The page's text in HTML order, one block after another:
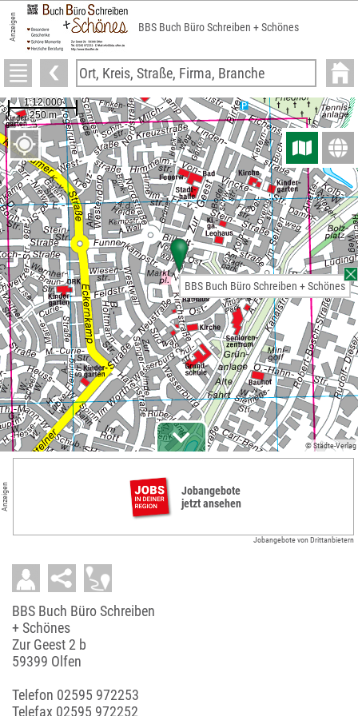
Anzeigen BBS Buch Büro Schreiben + Schönes
© Städte-Verlag
BBS Buch Büro Schreiben + Schönes
Anzeigen
Jobangebote
jetzt ansehen
Jobangebote von Drittanbietern
BBS Buch Büro Schreiben
+ Schönes
Zur Geest 2 b
59399 Olfen
Telefon 02595 972253
Telefax 02595 972252